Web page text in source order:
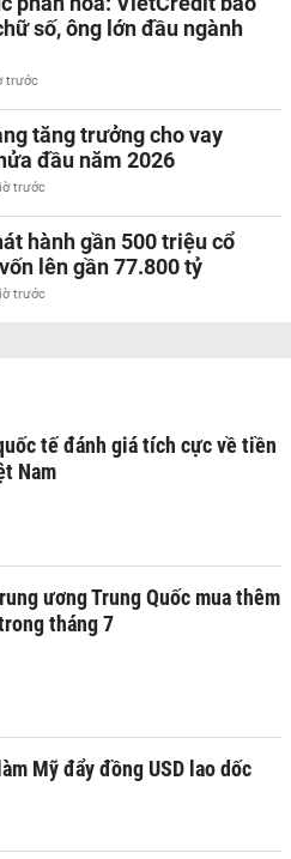
số, ông lớn đầu ngành
trước
tăng trưởng cho vay
đầu năm 2026
trước
hành gần 500 triệu cổ
lên gần 77.800 tỷ
trước
tế đánh giá tích cực về tiền
Nam
ương Trung Quốc mua thêm
tháng 7
Mỹ đẩy đồng USD lao dốc